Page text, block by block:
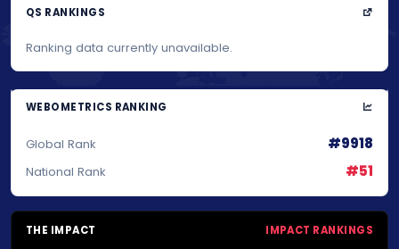
QS RANKINGS
Ranking data currently unavailable.
WEBOMETRICS RANKING
Global Rank #9918
National Rank #51
THE IMPACT IMPACT RANKINGS